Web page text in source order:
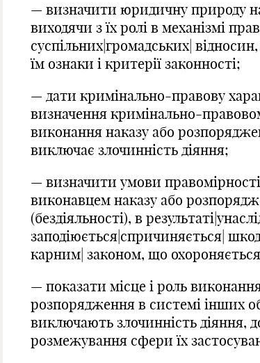
— визначити юридичну природу
виходячи з їх ролі в механізмі
суспільних|громадських|
їм ознаки і критерії законності;
— дати кримінально-правову
визначення кримінально-
виконання наказу або
виключає злочинність діяння;
— визначити умови
виконавцем наказу або
(бездіяльності), в
заподіюється|спричиняється|
карним| законом, що
— показати місце і роль
розпорядження в системі інших
виключають злочинність діяння,
розмежування сфери їх